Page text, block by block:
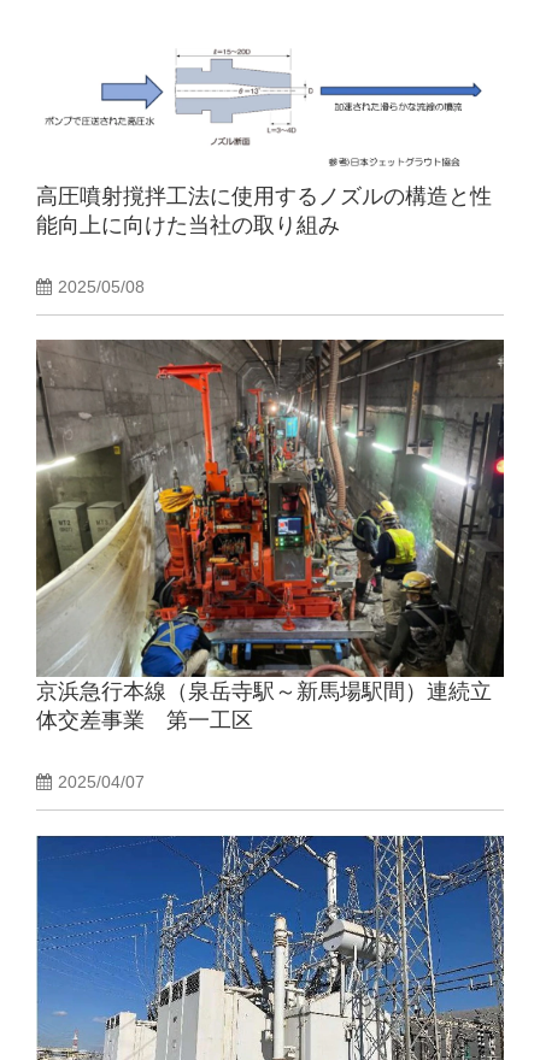
高圧噴射撹拌工法に使用するノズルの構造と性
能向上に向けた当社の取り組み
2025/05/08
京浜急行本線（泉岳寺駅～新馬場駅間）連続立
体交差事業 第一工区
2025/04/07